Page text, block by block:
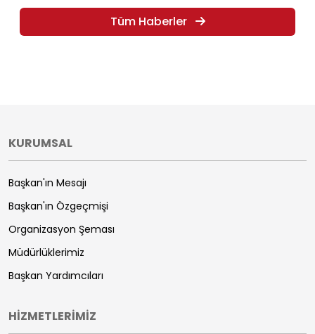
Tüm Haberler
KURUMSAL
Başkan'ın Mesajı
Başkan'ın Özgeçmişi
Organizasyon Şeması
Müdürlüklerimiz
Başkan Yardımcıları
HİZMETLERİMİZ